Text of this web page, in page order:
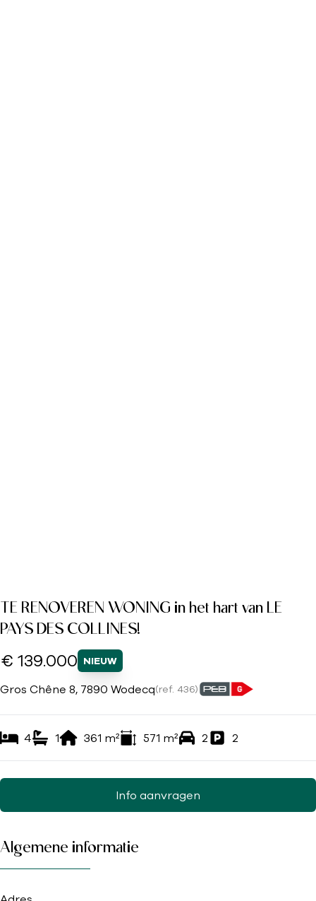
TE RENOVEREN WONING in het hart van LE
PAYS DES COLLINES!
€ 139.000 NIEUW
Gros Chêne 8, 7890 Wodecq(ref. 436)
4 1 361 m² 571 m² 2 2
Info aanvragen
Algemene informatie